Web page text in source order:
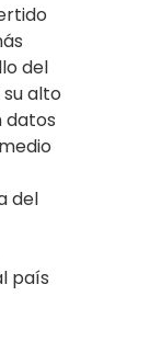
del
alto
datos
del
país